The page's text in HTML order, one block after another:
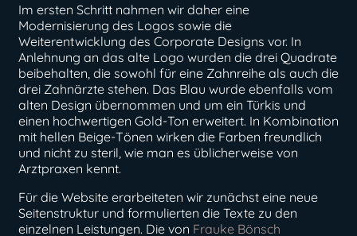
Im ersten Schritt nahmen wir daher eine
Modernisierung des Logos sowie die
Weiterentwicklung des Corporate Designs vor. In
Anlehnung an das alte Logo wurden die drei Quadrate
beibehalten, die sowohl für eine Zahnreihe als auch die
drei Zahnärzte stehen. Das Blau wurde ebenfalls vom
alten Design übernommen und um ein Türkis und
einen hochwertigen Gold-Ton erweitert. In Kombination
mit hellen Beige-Tönen wirken die Farben freundlich
und nicht zu steril, wie man es üblicherweise von
Arztpraxen kennt.
Für die Website erarbeiteten wir zunächst eine neue
Seitenstruktur und formulierten die Texte zu den
einzelnen Leistungen. Die von Frauke Bönsch